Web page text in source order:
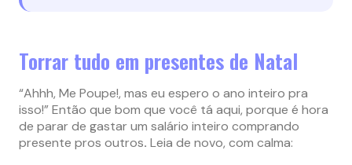
Torrar tudo em presentes de Natal
“Ahhh, Me Poupe!, mas eu espero o ano inteiro pra
isso!” Então que bom que você tá aqui, porque é hora
de parar de gastar um salário inteiro comprando
presente pros outros. Leia de novo, com calma: